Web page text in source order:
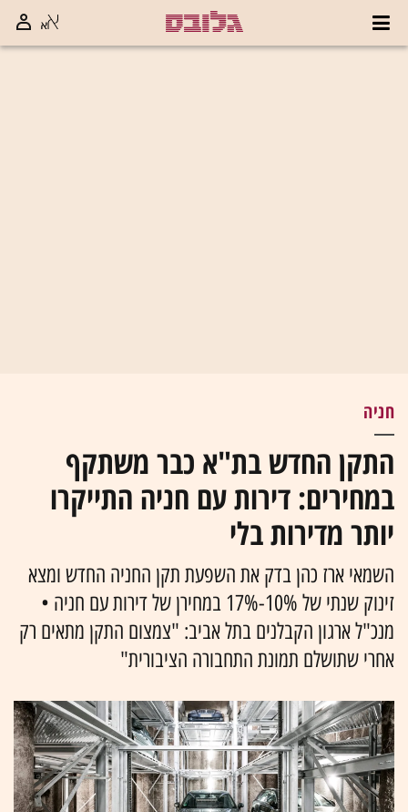
חניה
התקן החדש בת"א כבר משתקף
במחירים: דירות עם חניה התייקרו
יותר מדירות בלי
השמאי ארז כהן בדק את השפעת תקן החניה החדש ומצא
זינוק שנתי של 10%-17% במחירן של דירות עם חניה •
מנכ"ל ארגון הקבלנים בתל אביב: "צמצום התקן מתאים רק
אחרי שתושלם תמונת התחבורה הציבורית"